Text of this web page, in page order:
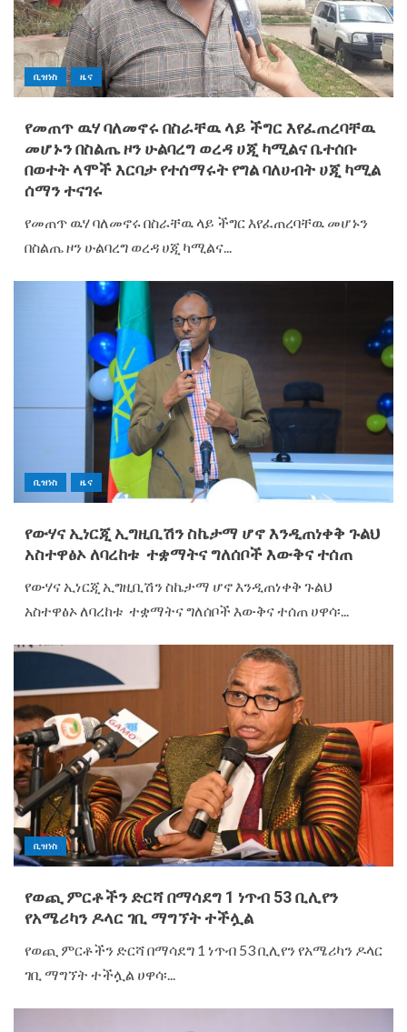
ቢዝነስ ዜና
የመጠጥ ዉሃ ባለመኖሩ በስራቸዉ ላይ ችግር እየፈጠረባቸዉ
መሆኑን በስልጤ ዞን ሁልባረግ ወረዳ ሀጂ ካሚልና ቤተሰቡ
በወተት ላሞች እርባታ የተሰማሩት የግል ባለሀብት ሀጂ ካሚል
ሰማን ተናገሩ
የመጠጥ ዉሃ ባለመኖሩ በስራቸዉ ላይ ችግር እየፈጠረባቸዉ መሆኑን
በስልጤ ዞን ሁልባረግ ወረዳ ሀጂ ካሚልና...
ቢዝነስ ዜና
የውሃና ኢነርጂ ኢግዚቢሽን ስኬታማ ሆኖ እንዲጠነቀቅ ጉልህ
አስተዋፅኦ ለባረከቱ ተቋማትና ግለሰቦች እውቅና ተሰጠ
የውሃና ኢነርጂ ኢግዚቢሽን ስኬታማ ሆኖ እንዲጠነቀቅ ጉልህ
አስተዋፅኦ ለባረከቱ ተቋማትና ግለሰቦች እውቅና ተሰጠ ሀዋሳ፡...
ቢዝነስ
የወጪ ምርቶችን ድርሻ በማሳደግ 1 ነጥብ 53 ቢሊየን
የአሜሪካን ዶላር ገቢ ማግኘት ተችሏል
የወጪ ምርቶችን ድርሻ በማሳደግ 1 ነጥብ 53 ቢሊየን የአሜሪካን ዶላር
ገቢ ማግኘት ተችሏል ሀዋሳ፡...